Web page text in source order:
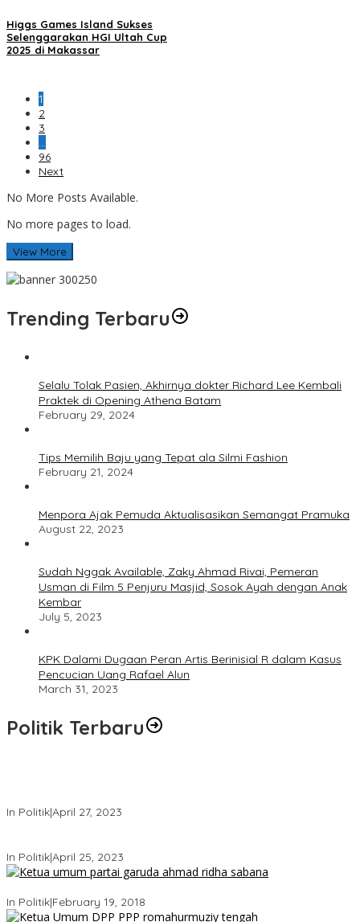
Higgs Games Island Sukses
Selenggarakan HGI Ultah Cup
2025 di Makassar
1
2
3
…
96
Next
No More Posts Available.
No more pages to load.
View More
Trending Terbaru
Selalu Tolak Pasien, Akhirnya dokter Richard Lee Kembali
Praktek di Opening Athena Batam
February 29, 2024
Tips Memilih Baju yang Tepat ala Silmi Fashion
February 21, 2024
Menpora Ajak Pemuda Aktualisasikan Semangat Pramuka
August 22, 2023
Sudah Nggak Available, Zaky Ahmad Rivai, Pemeran
Usman di Film 5 Penjuru Masjid, Sosok Ayah dengan Anak
Kembar
July 5, 2023
KPK Dalami Dugaan Peran Artis Berinisial R dalam Kasus
Pencucian Uang Rafael Alun
March 31, 2023
Politik Terbaru
In Politik|April 27, 2023
In Politik|April 25, 2023
In Politik|February 19, 2018